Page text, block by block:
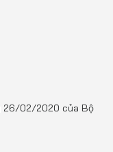
26/02/2020 của Bộ